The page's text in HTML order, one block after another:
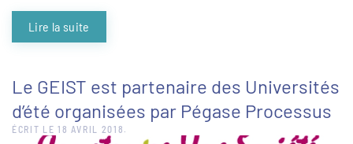
Lire la suite
Le GEIST est partenaire des Universités
d’été organisées par Pégase Processus
ÉCRIT LE18 AVRIL 2018 .